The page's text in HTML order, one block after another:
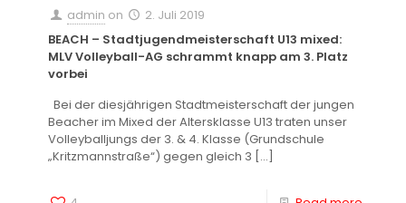
admin on
2. Juli 2019
BEACH – Stadtjugendmeisterschaft U13 mixed:
MLV Volleyball-AG schrammt knapp am 3. Platz
vorbei
Bei der diesjährigen Stadtmeisterschaft der jungen
Beacher im Mixed der Altersklasse U13 traten unser
Volleyballjungs der 3. & 4. Klasse (Grundschule
„Kritzmannstraße“) gegen gleich 3 […]